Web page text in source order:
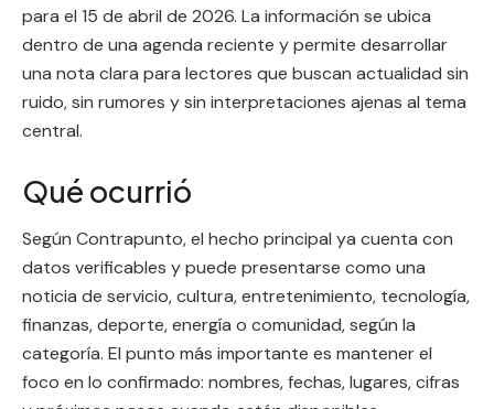
para el 15 de abril de 2026. La información se ubica
dentro de una agenda reciente y permite desarrollar
una nota clara para lectores que buscan actualidad sin
ruido, sin rumores y sin interpretaciones ajenas al tema
central.
Qué ocurrió
Según Contrapunto, el hecho principal ya cuenta con
datos verificables y puede presentarse como una
noticia de servicio, cultura, entretenimiento, tecnología,
finanzas, deporte, energía o comunidad, según la
categoría. El punto más importante es mantener el
foco en lo confirmado: nombres, fechas, lugares, cifras